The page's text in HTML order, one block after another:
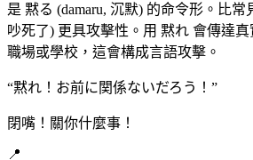
是 黙る (damaru, 沉默) 的命令形。比常
吵死了) 更具攻擊性。用 黙れ 會傳達
職場或學校，這會構成言語攻擊。
“黙れ！お前に関係ないだろう！ ”
閉嘴！關你什麼事！
📍